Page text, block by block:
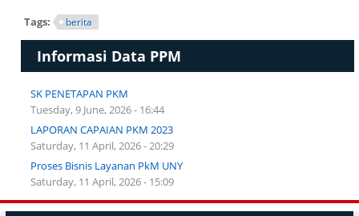
Tags: berita
Informasi Data PPM
SK PENETAPAN PKM
Tuesday, 9 June, 2026 - 16:44
LAPORAN CAPAIAN PKM 2023
Saturday, 11 April, 2026 - 20:29
Proses Bisnis Layanan PkM UNY
Saturday, 11 April, 2026 - 15:09